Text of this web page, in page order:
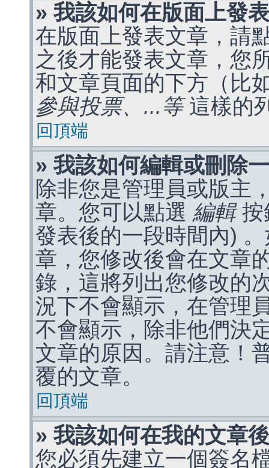
» 我該如何在版面上發
在版面上發表文章，請
之後才能發表文章，您
和文章頁面的下方（比
參與投票、...等這樣的
回頂端
» 我該如何編輯或刪除
除非您是管理員或版主
章。您可以點選 編輯按
發表後的一段時間內)
章，您修改後會在文章
錄，這將列出您修改的
況下不會顯示，在管理
不會顯示，除非他們決
文章的原因。請注意！
覆的文章。
回頂端
» 我該如何在我的文章
您必須先建立一個簽名